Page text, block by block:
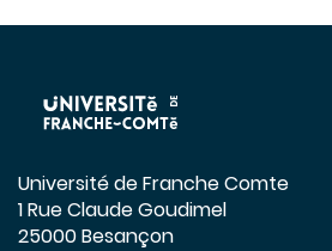
Université de Franche Comte
1 Rue Claude Goudimel
25000 Besançon